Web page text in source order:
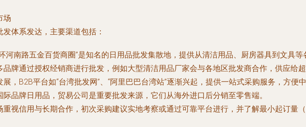
场
体系发达，主要渠道包括：
河南路五金百货商圈”是知名的日用品批发集散地，提供从清洁用品、厨房器具到文具
牌通过授权经销商进行批发，例如大型清洁用品厂家会与各地区批发商合作，供应给超
，B2B平台如“台湾批发网”、“阿里巴巴台湾站”逐渐兴起，提供一站式采购服务，方便
品牌日用品，贸易公司是重要批发来源，它们从海外进口后分销至零售端。
视信用与长期合作，初次采购建议实地考察或通过可靠平台进行，并了解最小起订量（